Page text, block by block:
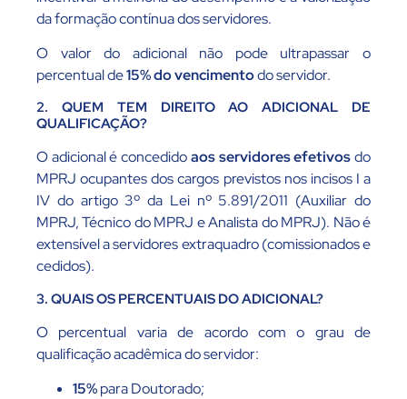
da formação contínua dos servidores.
O valor do adicional não pode ultrapassar o
percentual de15% do vencimentodo servidor.
2. QUEM TEM DIREITO AO ADICIONAL DE
QUALIFICAÇÃO?
O adicional é concedidoaos servidores efetivosdo
MPRJ ocupantes dos cargos previstos nos incisos I a
IV do artigo 3º da Lei nº 5.891/2011 (Auxiliar do
MPRJ, Técnico do MPRJ e Analista do MPRJ). Não é
extensível a servidores extraquadro (comissionados e
cedidos).
3. QUAIS OS PERCENTUAIS DO ADICIONAL?
O percentual varia de acordo com o grau de
qualificação acadêmica do servidor:
15%para Doutorado;